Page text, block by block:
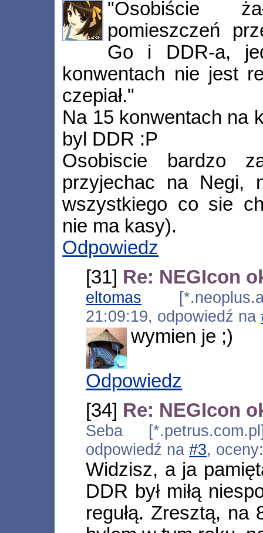
"Osobiście
pomieszczeń
Go i DDR-a,
konwentach nie jest
czepiał."
Na 15 konwentach na
byl DDR :P
Osobiscie bardzo
przyjechac na
wszystkiego co sie
nie ma kasy).
Odpowiedz
[31] Re: NEGIcon
eltomas
21:09:19, odpowiedź na
wymien je ;)
Odpowiedz
[34] Re: NEGIcon
Seba
odpowiedź na#3,
Widzisz, a ja
DDR był miłą
regułą. Zresztą, na